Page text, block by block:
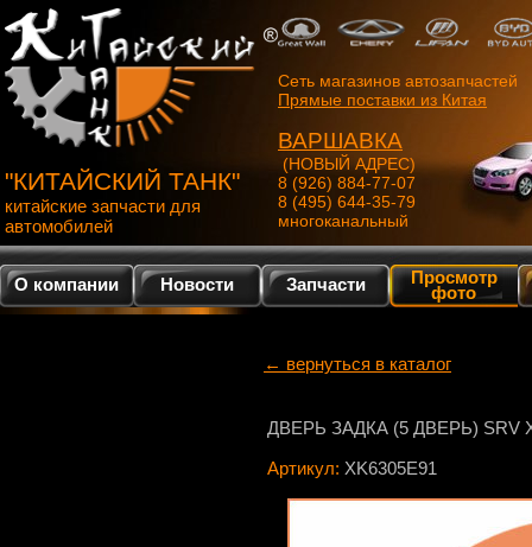
"КИТАЙСКИЙ ТАНК"
китайские запчасти для
автомобилей
Сеть магазинов автозапчастей
Прямые поставки из Китая
ВАРШАВКА
(НОВЫЙ АДРЕС)
8 (926) 884-77-07
8 (495) 644-35-79
многоканальный
О компании Новости Запчасти Просмотр
фото
← вернуться в каталог
ДВЕРЬ ЗАДКА (5 ДВЕРЬ) SRV
Артикул: XK6305E91